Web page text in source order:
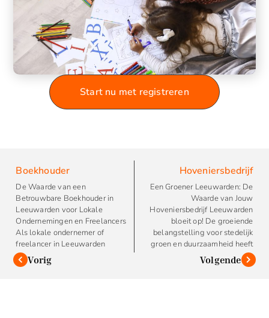
Start nu met registreren
Boekhouder
De Waarde van een
Betrouwbare Boekhouder in
Leeuwarden voor Lokale
Ondernemingen en Freelancers
Als lokale ondernemer of
freelancer in Leeuwarden
Vorig
Hoveniersbedrijf
Een Groener Leeuwarden: De
Waarde van Jouw
Hoveniersbedrijf Leeuwarden
bloeit op! De groeiende
belangstelling voor stedelijk
groen en duurzaamheid heeft
Volgende